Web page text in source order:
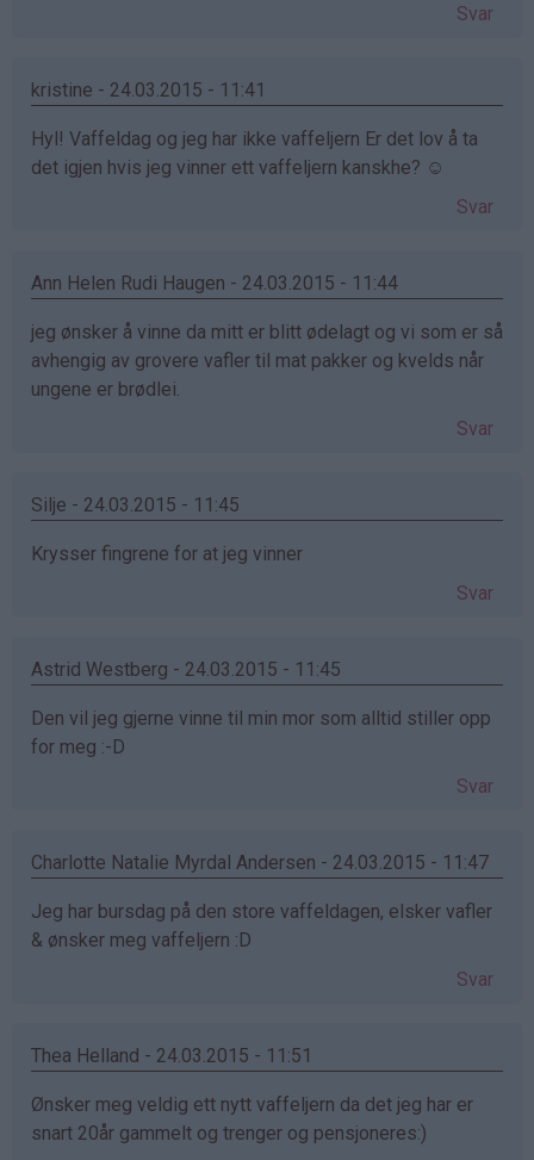
Svar
kristine - 24.03.2015 - 11:41
Hyl! Vaffeldag og jeg har ikke vaffeljern Er det lov å ta
det igjen hvis jeg vinner ett vaffeljern kanskhe? ☺
Svar
Ann Helen Rudi Haugen - 24.03.2015 - 11:44
jeg ønsker å vinne da mitt er blitt ødelagt og vi som er så
avhengig av grovere vafler til mat pakker og kvelds når
ungene er brødlei.
Svar
Silje - 24.03.2015 - 11:45
Krysser fingrene for at jeg vinner
Svar
Astrid Westberg - 24.03.2015 - 11:45
Den vil jeg gjerne vinne til min mor som alltid stiller opp
for meg :-D
Svar
Charlotte Natalie Myrdal Andersen - 24.03.2015 - 11:47
Jeg har bursdag på den store vaffeldagen, elsker vafler
& ønsker meg vaffeljern :D
Svar
Thea Helland - 24.03.2015 - 11:51
Ønsker meg veldig ett nytt vaffeljern da det jeg har er
snart 20år gammelt og trenger og pensjoneres:)